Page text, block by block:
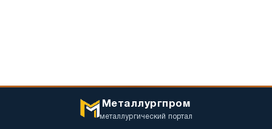
Металлургпром
металлургический портал